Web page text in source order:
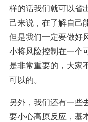
样的话我们就可以省
己来说，在了解自己
但是我们一定要做好
小将风险控制在一个
是非常重要的，大家
可以的。
另外，我们还有一些
要小心高原反应，基